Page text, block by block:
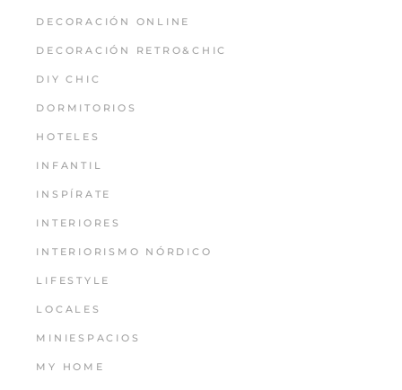
DECORACIÓN ONLINE
DECORACIÓN RETRO&CHIC
DIY CHIC
DORMITORIOS
HOTELES
INFANTIL
INSPÍRATE
INTERIORES
INTERIORISMO NÓRDICO
LIFESTYLE
LOCALES
MINIESPACIOS
MY HOME